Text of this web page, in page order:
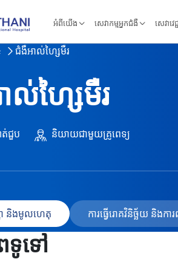
អំពីយើង សេវាកម្មអ្នកជំងឺ សេវាវ
ជំងឺអាល់ហ្សៃមឺរ
ល់ហ្សៃមឺរ
ត់ជួប និយាយជាមួយគ្រូពេទ្យ
និងមូលហេតុ ការធ្វើរោគវិនិច្ឆ័យ និងកា
ទូទៅ